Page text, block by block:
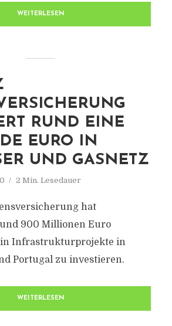
WEITERLESEN
RUND EINE
EURO IN
UND GASNETZ
2 Min. Lesedauer
hat
900 Millionen Euro
Infrastrukturprojekte in
Portugal zu investieren.
WEITERLESEN